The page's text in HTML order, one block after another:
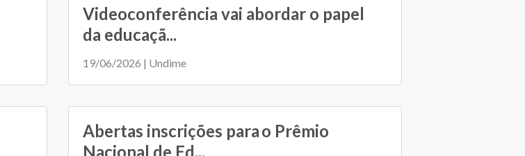
Videoconferência vai abordar o papel
da educaçã...
19/06/2026 | Undime
Abertas inscrições para o Prêmio
Nacional de Ed...